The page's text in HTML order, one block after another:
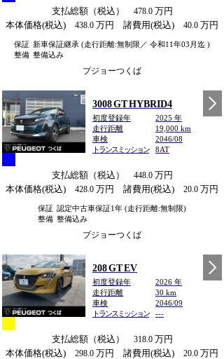
支払総額（税込） 478.0万円
本体価格(税込) 438.0 万円 諸費用(税込) 40.0 万円
保証 新車保証継承 (走行距離:無制限／ 令和11年03月迄 )
整備 整備込み
プジョーつくば
3008 GT HYBRID4
初度登録年
2025 年
走行距離
19,000 km
車検
2046/08
トランスミッション
8AT
支払総額（税込） 448.0万円
本体価格(税込) 428.0 万円 諸費用(税込) 20.0 万円
保証 認定中古車保証1年 (走行距離:無制限)
整備 整備込み
プジョーつくば
208 GT EV
初度登録年
2026 年
走行距離
30 km
車検
2046/09
トランスミッション
---
支払総額（税込） 318.0万円
本体価格(税込) 298.0 万円 諸費用(税込) 20.0 万円